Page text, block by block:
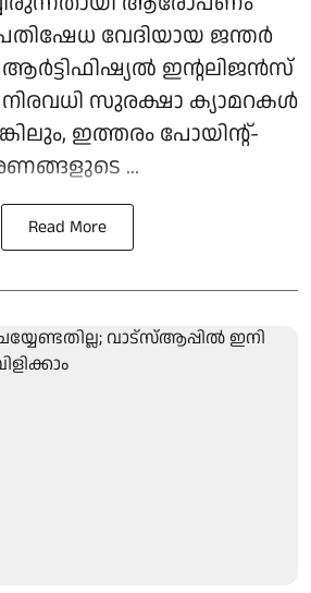
വേദിയായ ജന്തർ
ആർട്ടിഫിഷ്യൽ ഇൻ്റലിജൻസ്
സുരക്ഷാ ക്യാമറകൾ
ഇത്തരം പോയിൻ്റ്-
...
Read More